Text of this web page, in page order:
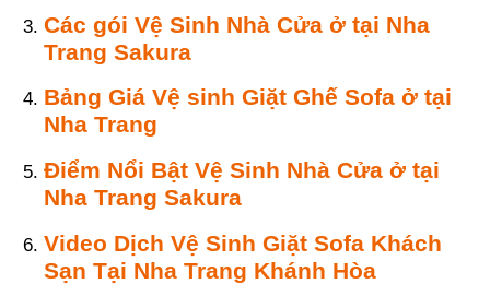
Các gói Vệ Sinh Nhà Cửa ở tại Nha
Trang Sakura
Bảng Giá Vệ sinh Giặt Ghế Sofa ở tại
Nha Trang
Điểm Nổi Bật Vệ Sinh Nhà Cửa ở tại
Nha Trang Sakura
Video Dịch Vệ Sinh Giặt Sofa Khách
Sạn Tại Nha Trang Khánh Hòa